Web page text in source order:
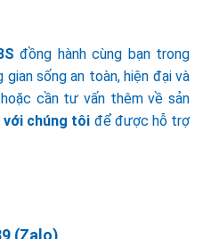
đồng hành cùng bạn trong
sống an toàn, hiện đại và
cần tư vấn thêm về sản
với chúng tôi để được hỗ trợ
(Zalo)